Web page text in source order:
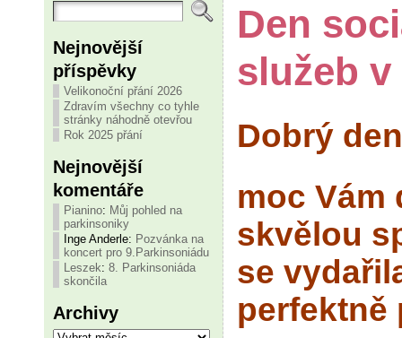
Nejnovější
příspěvky
Velikonoční přání 2026
Zdravím všechny co tyhle
stránky náhodně otevřou
Rok 2025 přání
Nejnovější
komentáře
Pianino: Můj pohled na
parkinsoniky
Inge Anderle: Pozvánka na
koncert pro 9.Parkinsoniádu
Leszek: 8. Parkinsoniáda
skončila
Archivy
Archivy
Den
služeb
Dobrý
moc Vám
skvělou
se
perfektně